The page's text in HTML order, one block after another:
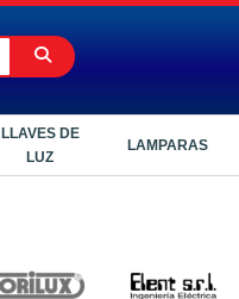
LLAVES DE
LUZ
LAMPARAS